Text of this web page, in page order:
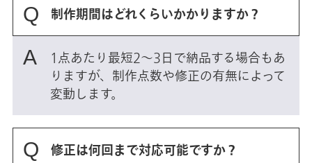
制作期間はどれくらいかかりますか？
1点あたり最短2～3日で納品する場合もあ
りますが、制作点数や修正の有無によって
変動します。
修正は何回まで対応可能ですか？